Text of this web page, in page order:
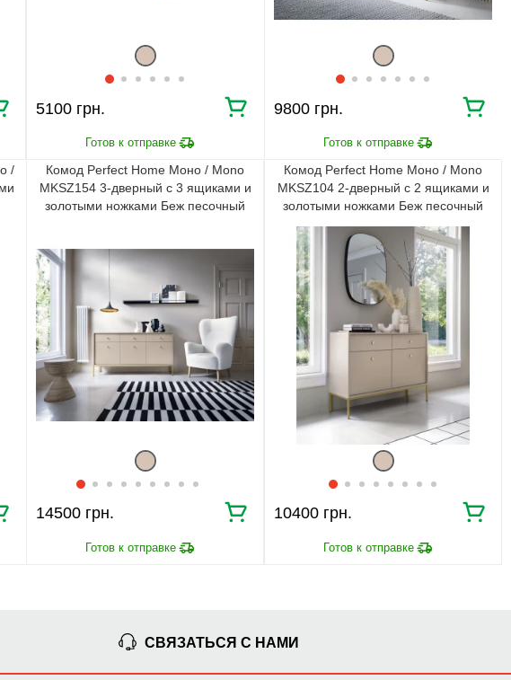
5100 грн. 9800 грн.
/
Комод Perfect Home Моно / Mono
MKSZ154 3-дверный с 3 ящиками и
золотыми ножками Беж песочный
14500 грн.
Комод Perfect Home Моно / Mono
MKSZ104 2-дверный с 2 ящиками и
золотыми ножками Беж песочный
10400 грн.
СВЯЗАТЬСЯ С НАМИ